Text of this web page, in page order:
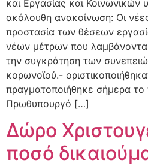
και Εργασίας και
ακόλουθη ανακοίνωση: Οι
προστασία των θέσεων
νέων μέτρων που
την συγκράτηση των
κορωνοϊού.-
πραγματοποιήθηκε σήμερα
Πρωθυπουργό […]
Δώρο
ποσό